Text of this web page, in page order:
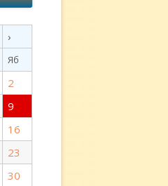
›
Яб
2
9
16
23
30